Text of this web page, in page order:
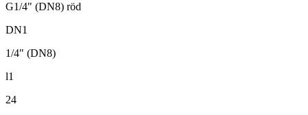
G1/4" (DN8) röd
DN1
1/4" (DN8)
l1
24